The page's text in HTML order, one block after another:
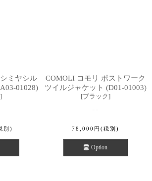
ミヤシル
01028)
]
別)
COMOLI コモリ ポストワーク
ツイルジャケット (D01-01003)
[ブラック]
78,000 円 (税別)
Option